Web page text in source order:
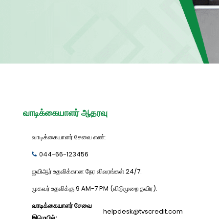
வாடிக்கையாளர் ஆதரவு
வாடிக்கையாளர் சேவை எண்:
044-66-123456
ஐவிஆர் உதவிக்கான நேர விவரங்கள் 24/7.
முகவர் உதவிக்கு 9 AM-7 PM (விடுமுறை தவிர).
வாடிக்கையாளர் சேவை
helpdesk@tvscredit.com